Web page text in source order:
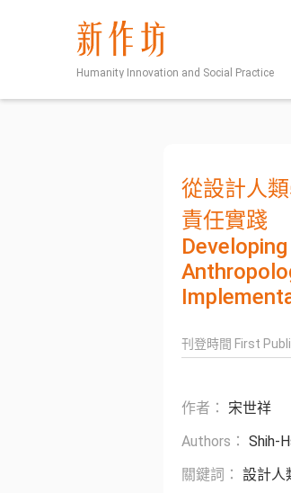
Humanity Innovation and Social Practice
從設計人
責任實踐
刊登時間 First
作者
宋世祥
Authors
Shih-
關鍵詞
設計人